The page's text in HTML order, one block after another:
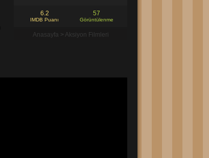
6.2
IMDB Puanı
57
Görüntülenme
Anasayfa > Aksiyon Filmleri